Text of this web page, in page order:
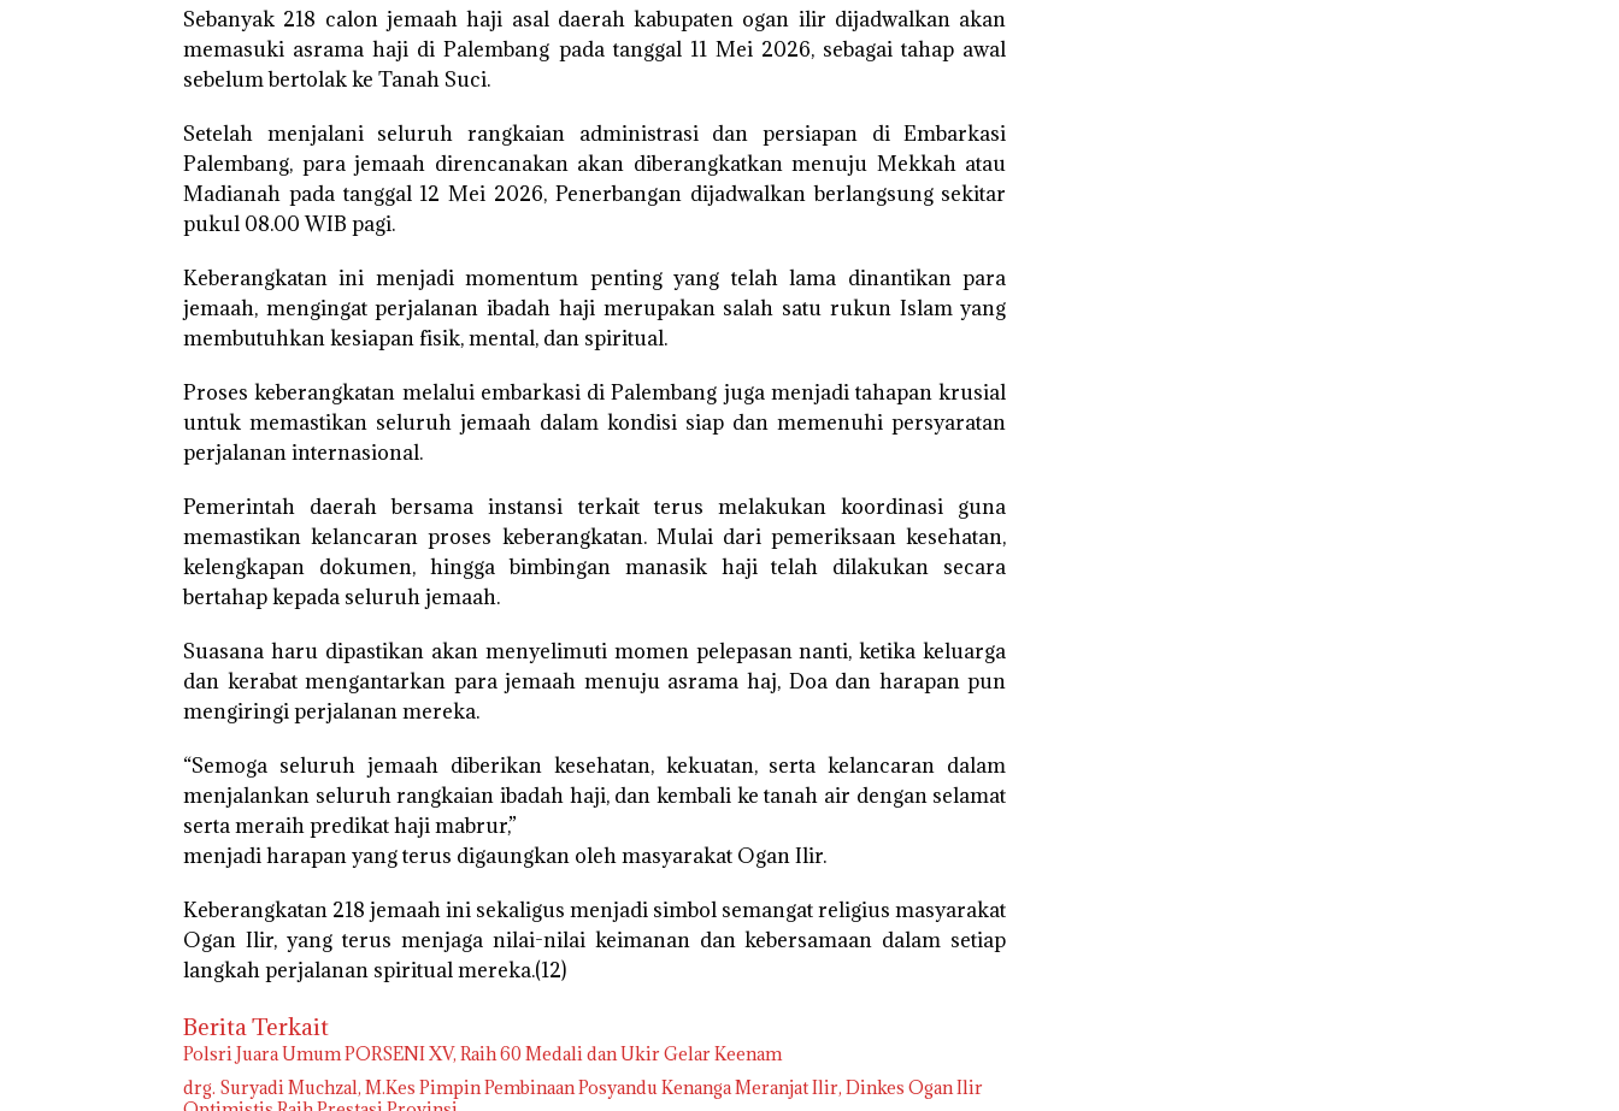
Sebanyak 218 calon jemaah haji asal daerah kabupaten ogan ilir dijadwalkan akan
memasuki asrama haji di Palembang pada tanggal 11 Mei 2026, sebagai tahap awal
sebelum bertolak ke Tanah Suci.
Setelah menjalani seluruh rangkaian administrasi dan persiapan di Embarkasi
Palembang, para jemaah direncanakan akan diberangkatkan menuju Mekkah atau
Madianah pada tanggal 12 Mei 2026, Penerbangan dijadwalkan berlangsung sekitar
pukul 08.00 WIB pagi.
Keberangkatan ini menjadi momentum penting yang telah lama dinantikan para
jemaah, mengingat perjalanan ibadah haji merupakan salah satu rukun Islam yang
membutuhkan kesiapan fisik, mental, dan spiritual.
Proses keberangkatan melalui embarkasi di Palembang juga menjadi tahapan krusial
untuk memastikan seluruh jemaah dalam kondisi siap dan memenuhi persyaratan
perjalanan internasional.
Pemerintah daerah bersama instansi terkait terus melakukan koordinasi guna
memastikan kelancaran proses keberangkatan. Mulai dari pemeriksaan kesehatan,
kelengkapan dokumen, hingga bimbingan manasik haji telah dilakukan secara
bertahap kepada seluruh jemaah.
Suasana haru dipastikan akan menyelimuti momen pelepasan nanti, ketika keluarga
dan kerabat mengantarkan para jemaah menuju asrama haj, Doa dan harapan pun
mengiringi perjalanan mereka.
“Semoga seluruh jemaah diberikan kesehatan, kekuatan, serta kelancaran dalam
menjalankan seluruh rangkaian ibadah haji, dan kembali ke tanah air dengan selamat
serta meraih predikat haji mabrur,”
menjadi harapan yang terus digaungkan oleh masyarakat Ogan Ilir.
Keberangkatan 218 jemaah ini sekaligus menjadi simbol semangat religius masyarakat
Ogan Ilir, yang terus menjaga nilai-nilai keimanan dan kebersamaan dalam setiap
langkah perjalanan spiritual mereka.(12)
Berita Terkait
Polsri Juara Umum PORSENI XV, Raih 60 Medali dan Ukir Gelar Keenam
drg. Suryadi Muchzal, M.Kes Pimpin Pembinaan Posyandu Kenanga Meranjat Ilir, Dinkes Ogan Ilir